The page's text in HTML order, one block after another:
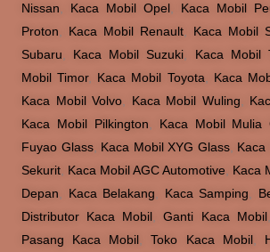
Nissan, Kaca Mobil Opel, Kaca Mobil
Proton, Kaca Mobil Renault, Kaca Mobil
Subaru, Kaca Mobil Suzuki, Kaca Mobil
Mobil Timor, Kaca Mobil Toyota, Kaca
Kaca Mobil Volvo, Kaca Mobil Wuling,
Kaca Mobil Pilkington, Kaca Mobil Mulia
Fuyao Glass, Kaca Mobil XYG Glass, Kaca
Sekurit, Kaca Mobil AGC Automotive, Kaca
Depan, Kaca Belakang, Kaca Samping,
Distributor Kaca Mobil,Ganti Kaca Mobil,
Pasang Kaca Mobil,Toko Kaca Mobil,